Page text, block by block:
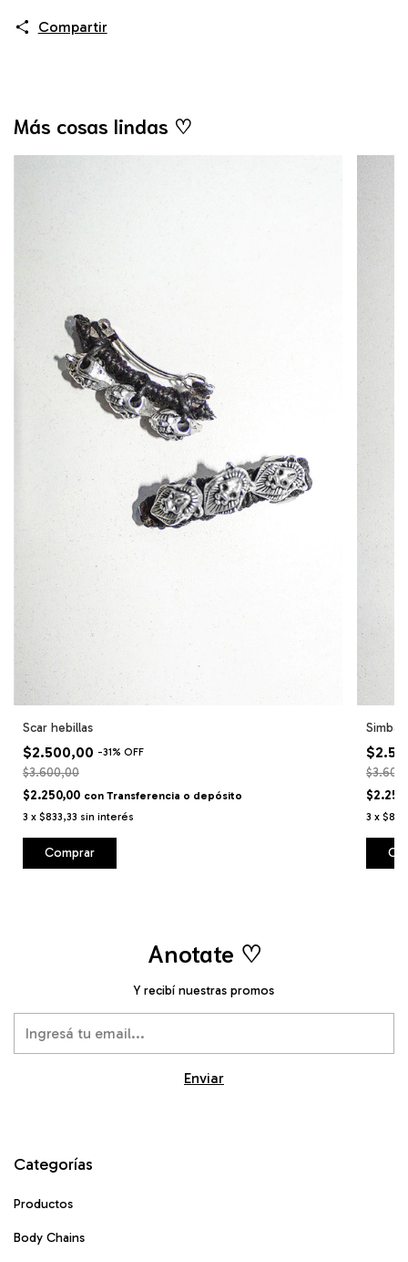
Compartir
Más cosas lindas ♡
Scar hebillas
$2.500,00 -31% OFF
$3.600,00
$2.250,00 con Transferencia o depósito
3 x $833,33 sin interés
Simba
3 x
Anotate ♡
Y recibí nuestras promos
Categorías
Productos
Body Chains